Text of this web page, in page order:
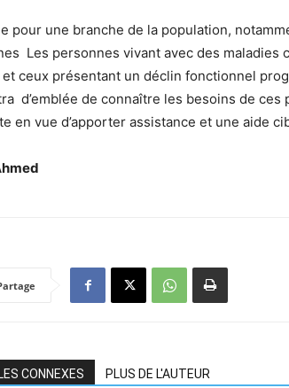
pour une branche de la population,
Les personnes vivant avec des maladies
ceux présentant un déclin fonctionnel
d’emblée de connaître les besoins de
en vue d’apporter assistance et une aide
CONNEXES PLUS DE L'AUTEUR